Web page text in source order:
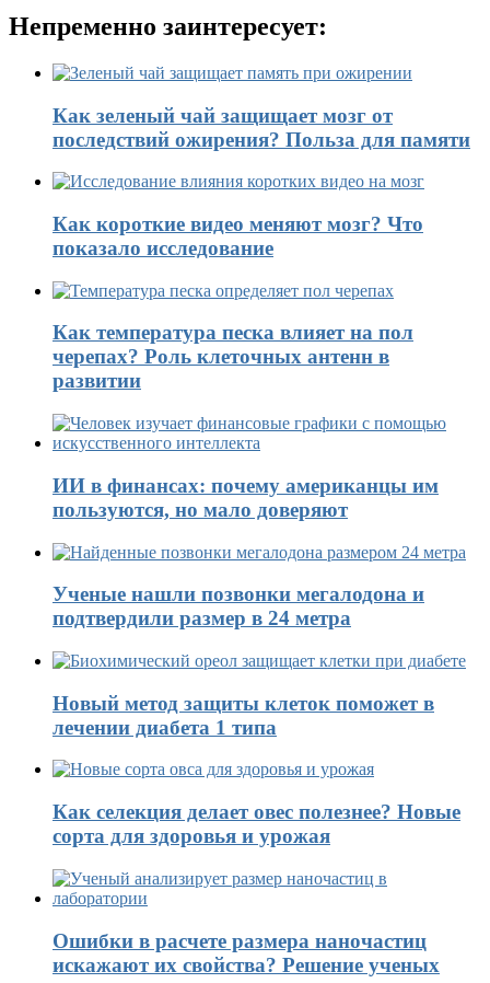
Непременно заинтересует:
Как зеленый чай защищает мозг от
последствий ожирения? Польза для памяти
Как короткие видео меняют мозг? Что
показало исследование
Как температура песка влияет на пол
черепах? Роль клеточных антенн в
развитии
ИИ в финансах: почему американцы им
пользуются, но мало доверяют
Ученые нашли позвонки мегалодона и
подтвердили размер в 24 метра
Новый метод защиты клеток поможет в
лечении диабета 1 типа
Как селекция делает овес полезнее? Новые
сорта для здоровья и урожая
Ошибки в расчете размера наночастиц
искажают их свойства? Решение ученых